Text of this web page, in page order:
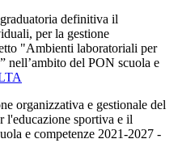
definitiva il
per la gestione
"Ambienti laboratoriali per
nell’ambito del PON scuola e
organizzativa e gestionale del
sportiva e il
e competenze 2021-2027 -